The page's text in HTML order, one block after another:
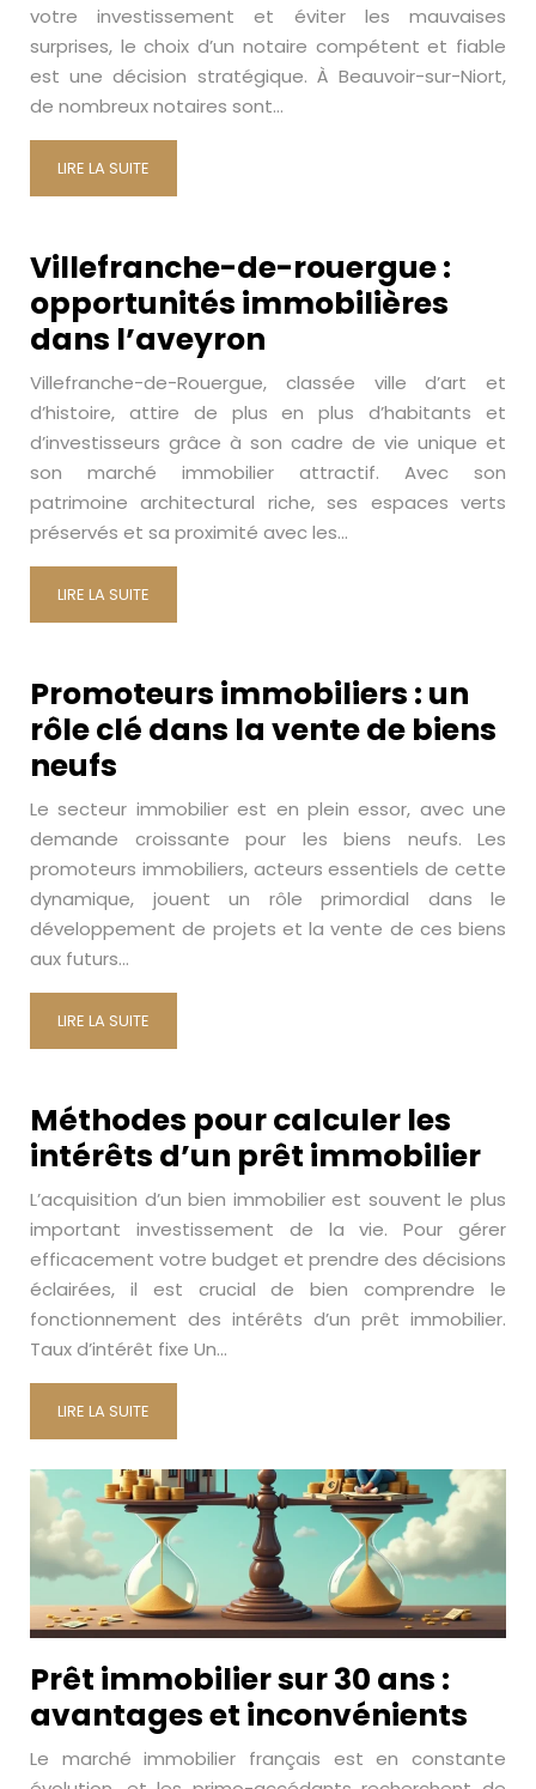
votre investissement et éviter les mauvaises
surprises, le choix d’un notaire compétent et fiable
est une décision stratégique. À Beauvoir-sur-Niort,
de nombreux notaires sont…
LIRE LA SUITE
Villefranche-de-rouergue :
opportunités immobilières
dans l’aveyron
Villefranche-de-Rouergue, classée ville d’art et
d’histoire, attire de plus en plus d’habitants et
d’investisseurs grâce à son cadre de vie unique et
son marché immobilier attractif. Avec son
patrimoine architectural riche, ses espaces verts
préservés et sa proximité avec les…
LIRE LA SUITE
Promoteurs immobiliers : un
rôle clé dans la vente de biens
neufs
Le secteur immobilier est en plein essor, avec une
demande croissante pour les biens neufs. Les
promoteurs immobiliers, acteurs essentiels de cette
dynamique, jouent un rôle primordial dans le
développement de projets et la vente de ces biens
aux futurs…
LIRE LA SUITE
Méthodes pour calculer les
intérêts d’un prêt immobilier
L’acquisition d’un bien immobilier est souvent le plus
important investissement de la vie. Pour gérer
efficacement votre budget et prendre des décisions
éclairées, il est crucial de bien comprendre le
fonctionnement des intérêts d’un prêt immobilier.
Taux d’intérêt fixe Un…
LIRE LA SUITE
Prêt immobilier sur 30 ans :
avantages et inconvénients
Le marché immobilier français est en constante